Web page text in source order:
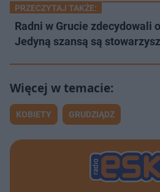
PRZECZYTAJ TAKŻE:
Radni w Grucie zdecydowali
Jedyną szansą są
KOBIETY GRUDZIĄDZ